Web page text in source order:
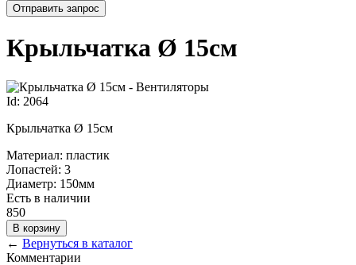
Отправить запрос
Крыльчатка Ø 15см
Id: 2064
Крыльчатка Ø 15см
Материал: пластик
Лопастей: 3
Диаметр: 150мм
Есть в наличии
850
В корзину
← Вернуться в каталог
Комментарии